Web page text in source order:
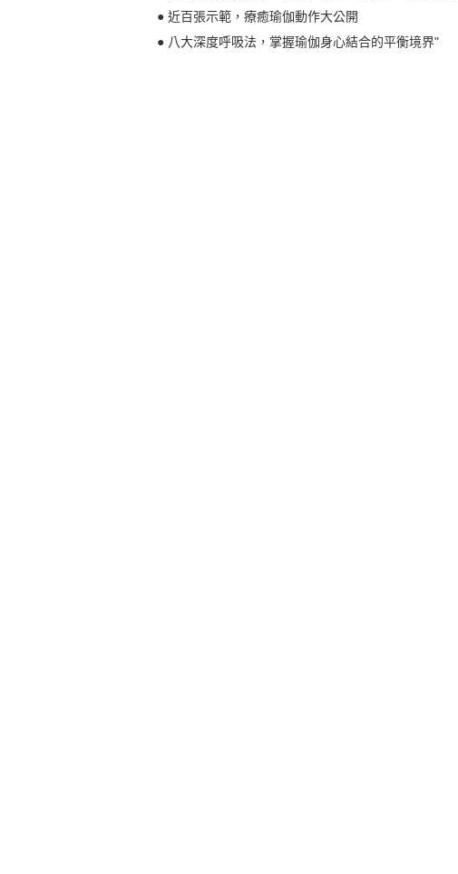
● 近百張示範，療癒瑜伽動作大公開
● 八大深度呼吸法，掌握瑜伽身心結合的平衡境界"